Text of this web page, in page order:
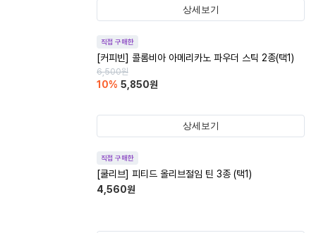
상세보기
직접 구매한
[커피빈] 콜롬비아 아메리카노 파우더 스틱 2종(택1)
6,500원
10% 5,850원
상세보기
직접 구매한
[쿨리브] 피티드 올리브절임 틴 3종 (택1)
4,560원